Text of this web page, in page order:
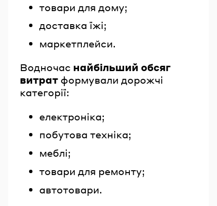
товари для дому;
доставка їжі;
маркетплейси.
Водночас найбільший обсяг
витрат формували дорожчі
категорії:
електроніка;
побутова техніка;
меблі;
товари для ремонту;
автотовари.